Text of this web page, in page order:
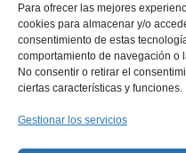
Para ofrecer las mejores
cookies para almacenar y/o
consentimiento de estas
comportamiento de navegación o
No consentir o retirar el
ciertas características y funciones.
Gestionar los servicios
PREMIADO